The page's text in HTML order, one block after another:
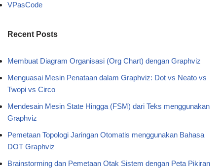
VPasCode
Recent Posts
Membuat Diagram Organisasi (Org Chart) dengan Graphviz
Menguasai Mesin Penataan dalam Graphviz: Dot vs Neato vs
Twopi vs Circo
Mendesain Mesin State Hingga (FSM) dari Teks menggunakan
Graphviz
Pemetaan Topologi Jaringan Otomatis menggunakan Bahasa
DOT Graphviz
Brainstorming dan Pemetaan Otak Sistem dengan Peta Pikiran